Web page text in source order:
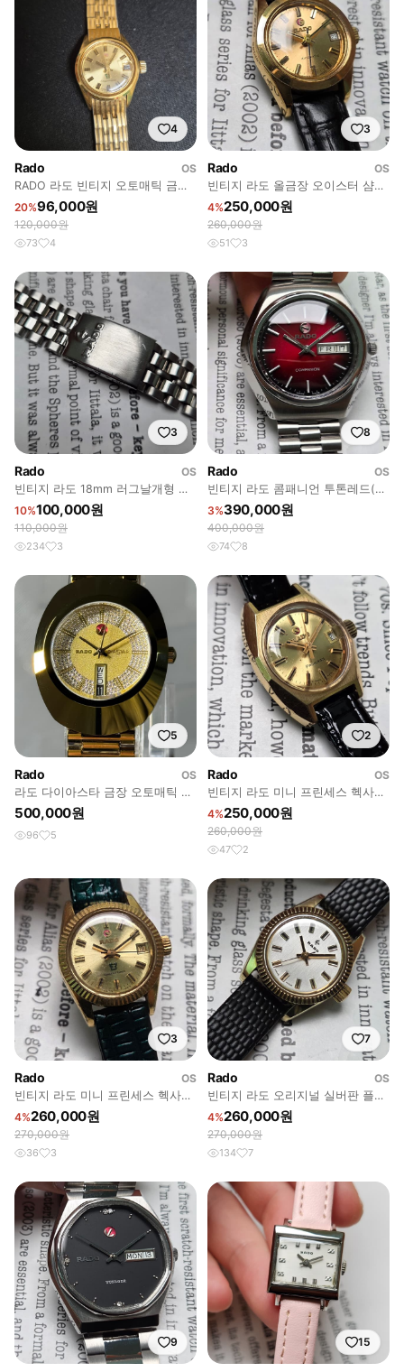
4
Rado
OS
RADO 라도 빈티지 오토매틱 금장
손목 시계 여성용
20%96,000원
120,000원
73 4
3
Rado
OS
빈티지 라도 올금장 오이스터 샴골
판 싱글데이트 오토매틱 여성용
4%250,000원
260,000원
51 3
3
Rado
OS
빈티지 라도 18mm 러그날개형 바
둑이 메탈 브레이슬릿 시계줄
10%100,000원
110,000원
234 3
8
Rado
OS
빈티지 라도 콤패니언 투톤레드(붉
은말의해) 데이데이트 오토매틱 브
레이슬릿
3%390,000원
400,000원
74 8
5
Rado
OS
라도 다이아스타 금장 오토매틱 손
목시계 단품
500,000원
96 5
2
Rado
OS
빈티지 라도 미니 프린세스 헥사곤
샴골판 싱글데이트 오토매틱 여성
4%250,000원
260,000원
47 2
3
Rado
OS
빈티지 라도 미니 프린세스 헥사곤
샴골판 싱글데이트 오토매틱 여성
4%260,000원
270,000원
36 3
7
Rado
OS
빈티지 라도 오리지널 실버판 플루
티드 베젤 수동 메커니컬 여성용 시
4%260,000원
270,000원
134 7
9 15